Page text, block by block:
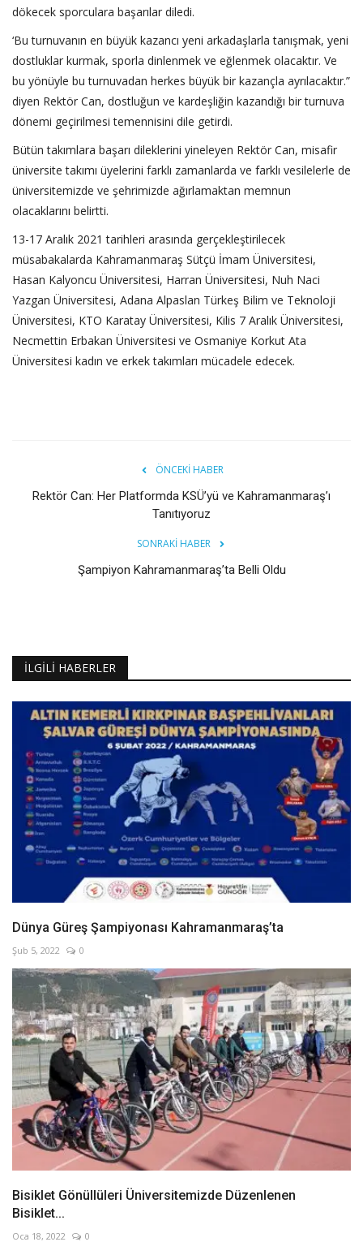
dökecek sporculara başarılar diledi.
‘Bu turnuvanın en büyük kazancı yeni arkadaşlarla tanışmak, yeni
dostluklar kurmak, sporla dinlenmek ve eğlenmek olacaktır. Ve
bu yönüyle bu turnuvadan herkes büyük bir kazançla ayrılacaktır.”
diyen Rektör Can, dostluğun ve kardeşliğin kazandığı bir turnuva
dönemi geçirilmesi temennisini dile getirdi.
Bütün takımlara başarı dileklerini yineleyen Rektör Can, misafir
üniversite takımı üyelerini farklı zamanlarda ve farklı vesilelerle de
üniversitemizde ve şehrimizde ağırlamaktan memnun
olacaklarını belirtti.
13-17 Aralık 2021 tarihleri arasında gerçekleştirilecek
müsabakalarda Kahramanmaraş Sütçü İmam Üniversitesi,
Hasan Kalyoncu Üniversitesi, Harran Üniversitesi, Nuh Naci
Yazgan Üniversitesi, Adana Alpaslan Türkeş Bilim ve Teknoloji
Üniversitesi, KTO Karatay Üniversitesi, Kilis 7 Aralık Üniversitesi,
Necmettin Erbakan Üniversitesi ve Osmaniye Korkut Ata
Üniversitesi kadın ve erkek takımları mücadele edecek.
ÖNCEKI HABER
Rektör Can: Her Platformda KSÜ’yü ve Kahramanmaraş’ı
Tanıtıyoruz
SONRAKI HABER
Şampiyon Kahramanmaraş’ta Belli Oldu
İLGILI HABERLER
Dünya Güreş Şampiyonası Kahramanmaraş’ta
Şub 5, 2022 0
Bisiklet Gönüllüleri Üniversitemizde Düzenlenen
Bisiklet...
Oca 18, 2022 0